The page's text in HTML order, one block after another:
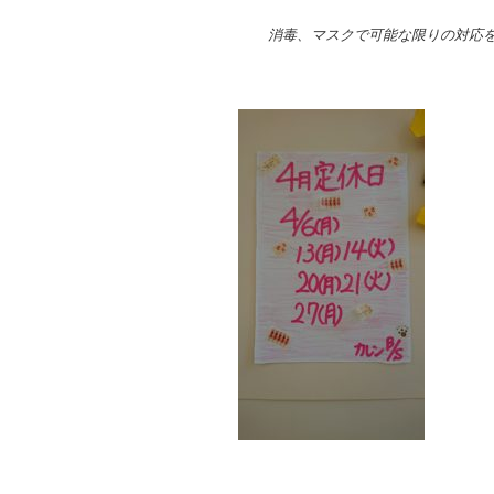
消毒、マスクで可能な限りの対応